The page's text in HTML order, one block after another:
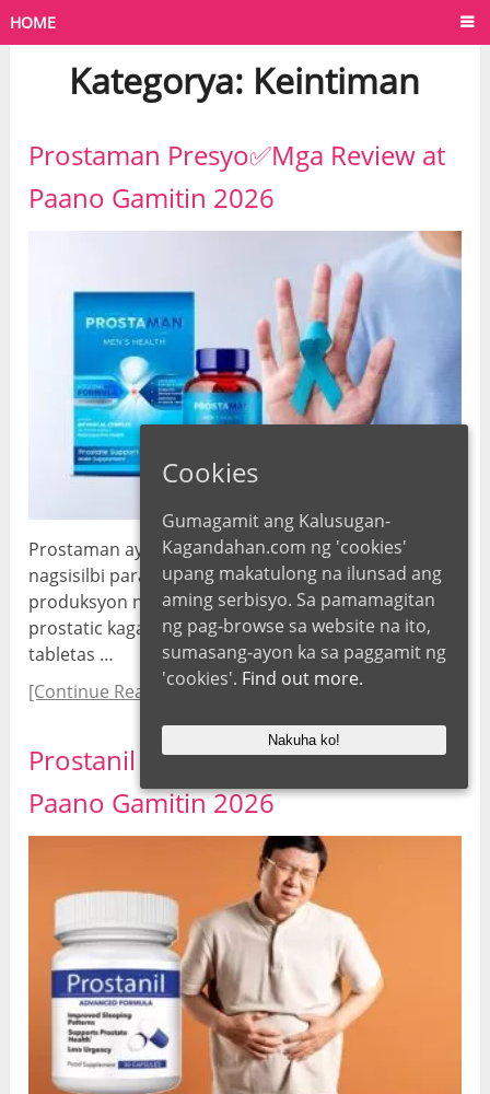
HOME
Kategorya: Keintiman
Prostaman Presyo✅Mga Review at
Paano Gamitin 2026
Prostaman ay lahat ng natural na tabletas na
nagsisilbi para sa mabilis na normalisasyon ng
produksyon ng male hormone at mapalakas ang
prostatic kagalingan. Tinutulungan ka ng mga
tabletas …
[Continue Reading...]
Prostanil Presyo, Mga Review at
Paano Gamitin 2026
Cookies
Gumagamit ang Kalusugan-
Kagandahan.com ng 'cookies'
upang makatulong na ilunsad ang
aming serbisyo. Sa pamamagitan
ng pag-browse sa website na ito,
sumasang-ayon ka sa paggamit ng
'cookies'. Find out more.
Nakuha ko!